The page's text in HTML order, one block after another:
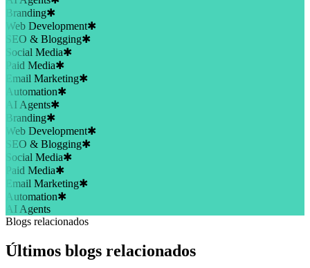
Branding✱
Web Development✱
SEO & Blogging✱
Social Media✱
Paid Media✱
Email Marketing✱
Automation✱
AI Agents✱
Branding✱
Web Development✱
SEO & Blogging✱
Social Media✱
Paid Media✱
Email Marketing✱
Automation✱
AI Agents
Blogs relacionados
Últimos blogs relacionados